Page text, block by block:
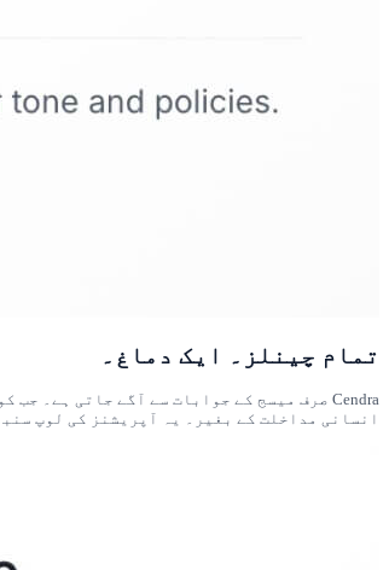
تمام چینلز۔ ایک دماغ۔
انسانی مداخلت کے بغیر۔ یہ آپریشنز کی لوپ